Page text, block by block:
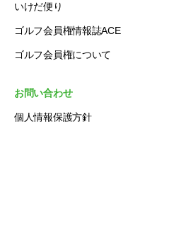
いけだ便り
ゴルフ会員権情報誌ACE
ゴルフ会員権について
お問い合わせ
個人情報保護方針